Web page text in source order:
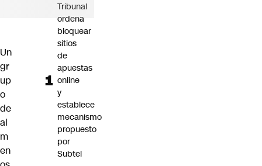
Un
gr
up
o
de
al
m
en
Tribunal
ordena
bloquear
sitios
de
apuestas
online
y
establece
mecanismo
propuesto
por
Subtel